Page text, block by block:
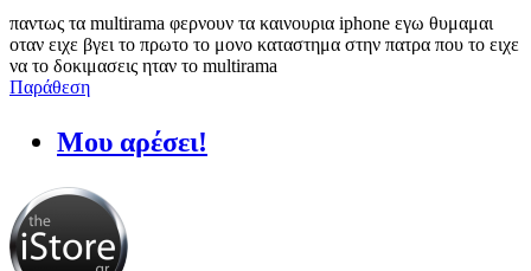
παντως τα multirama φερνουν τα καινουρια iphone εγω θυμαμαι
οταν ειχε βγει το πρωτο το μονο καταστημα στην πατρα που το ειχε
να το δοκιμασεις ηταν το multirama
Παράθεση
Μου αρέσει!